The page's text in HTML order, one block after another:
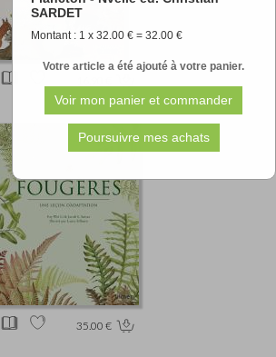
SARDET
Montant : 1 x 32.00 € = 32.00 €
Votre article a été ajouté à votre panier.
35.00 €